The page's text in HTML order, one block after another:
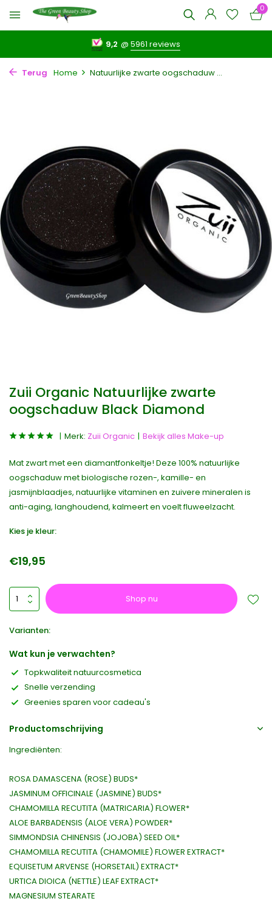
0
9,2 @5961 reviews
Terug Home Natuurlijke zwarte oogschaduw ...
Zuii Organic Natuurlijke zwarte
oogschaduw Black Diamond
Merk: Zuii Organic Bekijk alles Make-up
Mat zwart met een diamantfonkeltje! Deze 100% natuurlijke
oogschaduw met biologische rozen-, kamille- en
jasmijnblaadjes, natuurlijke vitaminen en zuivere mineralen is
anti-aging, langhoudend, kalmeert en voelt fluweelzacht.
Kies je kleur:
€19,95
Shop nu
Varianten:
Wat kun je verwachten?
Topkwaliteit natuurcosmetica
Snelle verzending
Greenies sparen voor cadeau's
Productomschrijving
Ingrediënten:
ROSA DAMASCENA (ROSE) BUDS*
JASMINUM OFFICINALE (JASMINE) BUDS*
CHAMOMILLA RECUTITA (MATRICARIA) FLOWER*
ALOE BARBADENSIS (ALOE VERA) POWDER*
SIMMONDSIA CHINENSIS (JOJOBA) SEED OIL*
CHAMOMILLA RECUTITA (CHAMOMILE) FLOWER EXTRACT*
EQUISETUM ARVENSE (HORSETAIL) EXTRACT*
URTICA DIOICA (NETTLE) LEAF EXTRACT*
MAGNESIUM STEARATE